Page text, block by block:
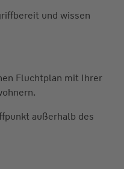
und wissen
Fluchtplan mit Ihrer
außerhalb des